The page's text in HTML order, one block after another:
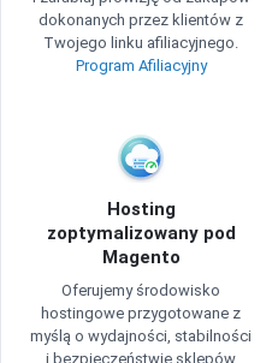
dokonanych przez klientów z
Twojego linku afiliacyjnego.
Program Afiliacyjny
Hosting
zoptymalizowany pod
Magento
Oferujemy środowisko
hostingowe przygotowane z
myślą o wydajności, stabilności
i bezpieczeństwie sklepów